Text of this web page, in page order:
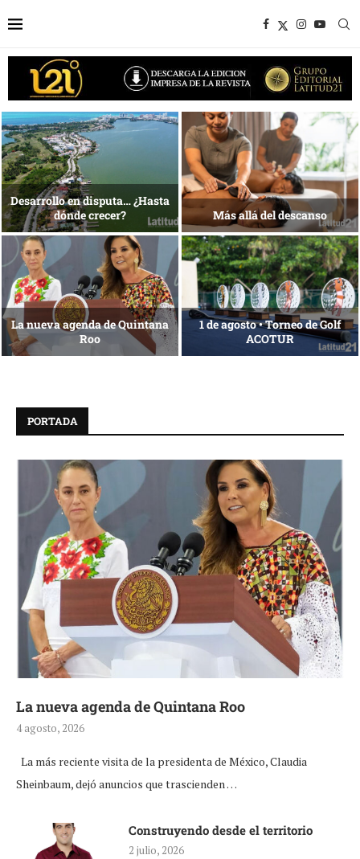
1 al 28 de agosto •
Fundación Isleña
Energía que Impulsa la
competitividad
Reconocimiento de viajeros La esencia del servicio
PORTADA
La nueva agenda de Quintana Roo
4 agosto, 2026
La más reciente visita de la presidenta de México, Claudia
Sheinbaum, dejó anuncios que trascienden …
Construyendo desde el territorio
2 julio, 2026